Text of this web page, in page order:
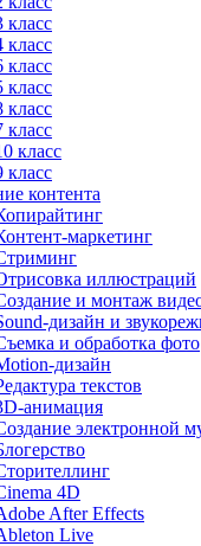
класс
класс
класс
класс
класс
класс
класс
класс
контента
маркетинг
иллюстраций
и монтаж
дизайн и
и обработка фото
дизайн
текстов
анимация
электронной
4D
After Effects
Live